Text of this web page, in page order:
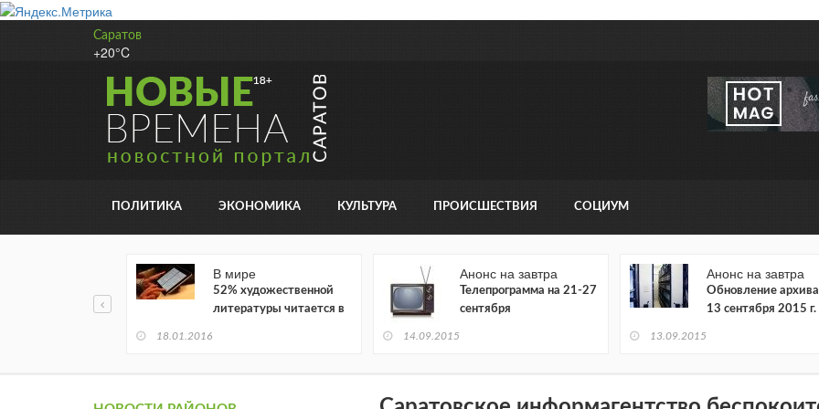
Саратов
+20°C
ПОЛИТИКА ЭКОНОМИКА КУЛЬТУРА ПРОИСШЕСТВИЯ СОЦИУМ
В мире
52% художественной
литературы читается в
18.01.2016
Анонс на завтра
Телепрограмма на 21-27
сентября
14.09.2015
Анонс на завтра
Обновление архива
13 сентября 2015 г.
13.09.2015